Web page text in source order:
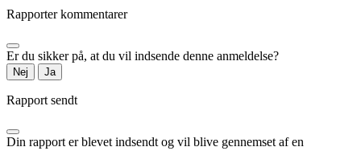
Rapporter kommentarer
Er du sikker på, at du vil indsende denne anmeldelse?
Nej Ja
Rapport sendt
Din rapport er blevet indsendt og vil blive gennemset af en